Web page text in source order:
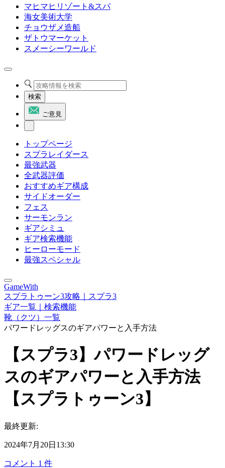
マヒマヒリゾート&スパ
海女美術大学
チョウザメ造船
ザトウマーケット
スメーシーワールド
検索
ご意見
トップページ
スプラレイダース
最強武器
全武器評価
おすすめギア構成
サイドオーダー
フェス
サーモンラン
ギアシミュ
ギア検索機能
ヒーローモード
最強スペシャル
GameWith
スプラトゥーン3攻略｜スプラ3
ギア一覧｜検索機能
靴（クツ）一覧
パワードレッグスのギアパワーと入手方法
【スプラ3】パワードレッグ
スのギアパワーと入手方法
【スプラトゥーン3】
最終更新:
2024年7月20日13:30
コメント 1 件